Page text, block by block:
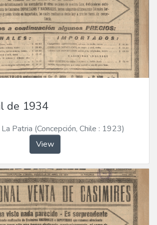
de 1934
La Patria (Concepción, Chile : 1923)
View